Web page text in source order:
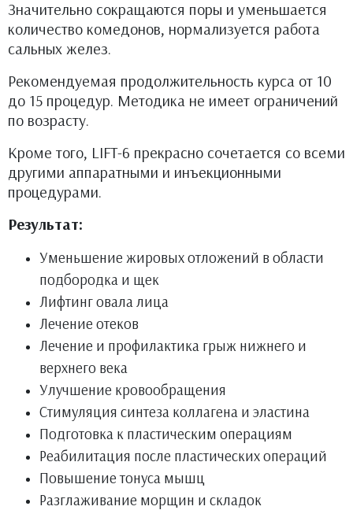
Значительно сокращаются поры и уменьшается
количество комедонов, нормализуется работа
сальных желез.
Рекомендуемая продолжительность курса от 10
до 15 процедур. Методика не имеет ограничений
по возрасту.
Кроме того, LIFT-6 прекрасно сочетается со всеми
другими аппаратными и инъекционными
процедурами.
Результат:
Уменьшение жировых отложений в области
подбородка и щек
Лифтинг овала лица
Лечение отеков
Лечение и профилактика грыж нижнего и
верхнего века
Улучшение кровообращения
Стимуляция синтеза коллагена и эластина
Подготовка к пластическим операциям
Реабилитация после пластических операций
Повышение тонуса мышц
Разглаживание морщин и складок